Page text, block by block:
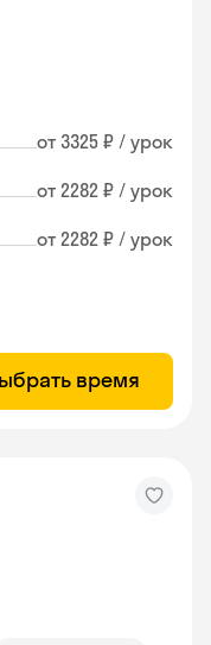
от 3325 ₽ / урок
от 2282 ₽ / урок
от 2282 ₽ / урок
время